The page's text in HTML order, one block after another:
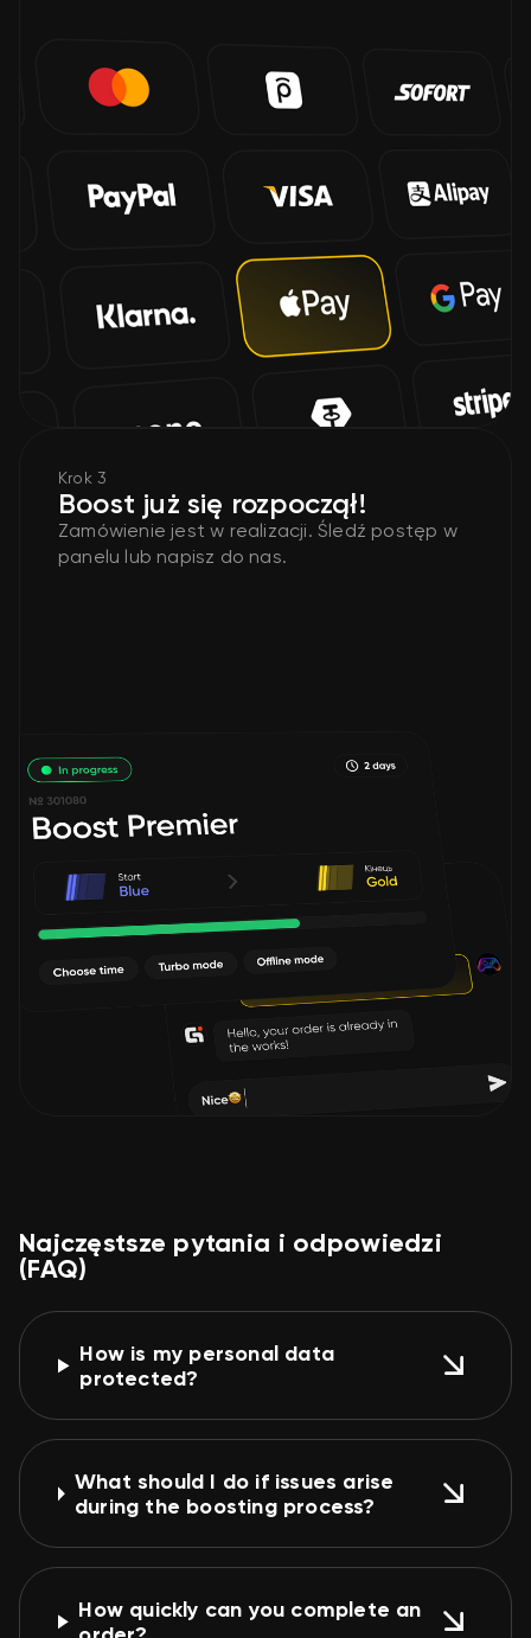
Krok 3
Boost już się rozpoczął!
Zamówienie jest w realizacji. Śledź postęp w
panelu lub napisz do nas.
Najczęstsze pytania i odpowiedzi
(FAQ)
How is my personal data
protected?
What should I do if issues arise
during the boosting process?
How quickly can you complete an